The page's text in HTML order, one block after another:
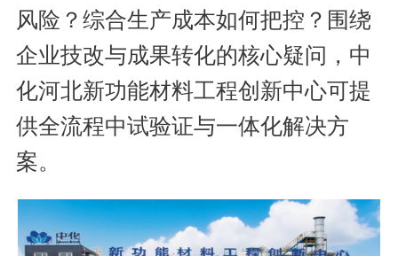
风险？综合生产成本如何把控？围绕
企业技改与成果转化的核心疑问，中
化河北新功能材料工程创新中心可提
供全流程中试验证与一体化解决方
案。